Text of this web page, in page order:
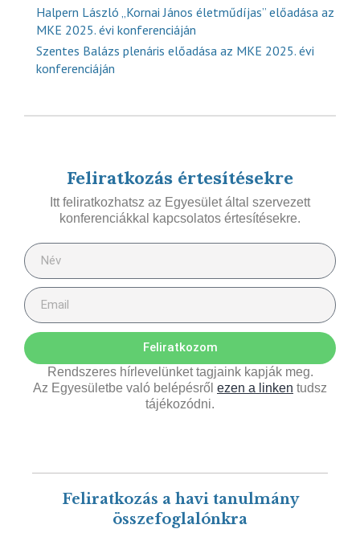
Halpern László „Kornai János életműdíjas” előadása az
MKE 2025. évi konferenciáján
Szentes Balázs plenáris előadása az MKE 2025. évi
konferenciáján
Feliratkozás értesítésekre
Itt feliratkozhatsz az Egyesület által szervezett
konferenciákkal kapcsolatos értesítésekre.
Feliratkozom
Rendszeres hírlevelünket tagjaink kapják meg.
Az Egyesületbe való belépésről ezen a linken tudsz
tájékozódni.
Feliratkozás a havi tanulmány
összefoglalónkra